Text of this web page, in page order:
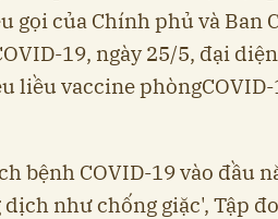
gọi của Chính phủ và Ban
19, ngày 25/5, đại
liều vaccine
bệnh COVID-19 vào đầu
như chống giặc', Tập